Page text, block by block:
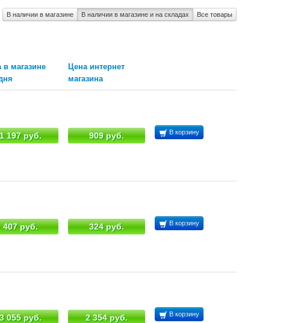
В наличии в магазине В наличии в магазине и на складах Все товары
в магазине
Цена интернет
магазина
197 руб. 909 руб. В корзину
407 руб. 324 руб. В корзину
055 руб. 2 354 руб. В корзину